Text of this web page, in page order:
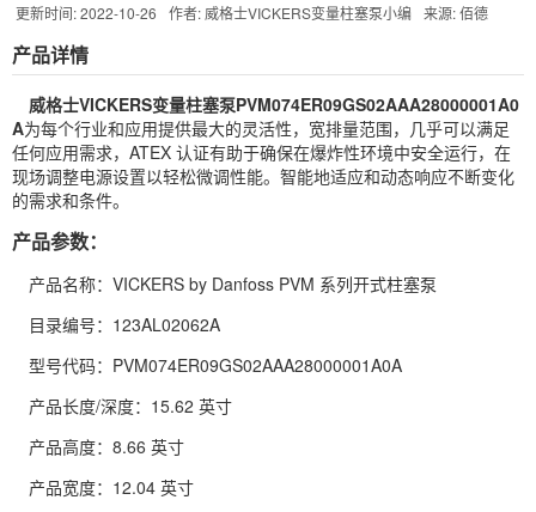
更新时间: 2022-10-26 作者: 威格士VICKERS变量柱塞泵小编 来源: 佰德
产品详情
威格士VICKERS变量柱塞泵PVM074ER09GS02AAA28000001A0
A为每个行业和应用提供最大的灵活性，宽排量范围，几乎可以满足
任何应用需求，ATEX 认证有助于确保在爆炸性环境中安全运行，在
现场调整电源设置以轻松微调性能。智能地适应和动态响应不断变化
的需求和条件。
产品参数：
产品名称：VICKERS by Danfoss PVM 系列开式柱塞泵
目录编号：123AL02062A
型号代码：PVM074ER09GS02AAA28000001A0A
产品长度/深度：15.62 英寸
产品高度：8.66 英寸
产品宽度：12.04 英寸